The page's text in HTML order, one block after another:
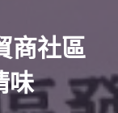
商社區
味